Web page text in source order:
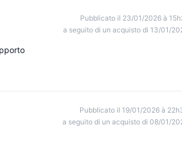
Pubblicato il 23/01/2026 à
a seguito di un acquisto di 13/01/
Pubblicato il 19/01/2026 à
a seguito di un acquisto di 08/01/